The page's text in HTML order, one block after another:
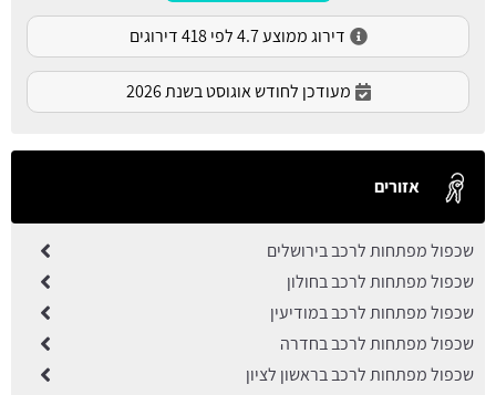
דירוג ממוצע 4.7 לפי 418 דירוגים
מעודכן לחודש אוגוסט בשנת 2026
אזורים
שכפול מפתחות לרכב בירושלים
שכפול מפתחות לרכב בחולון
שכפול מפתחות לרכב במודיעין
שכפול מפתחות לרכב בחדרה
שכפול מפתחות לרכב בראשון לציון